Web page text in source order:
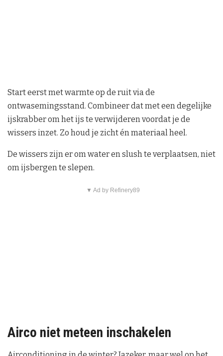
Start eerst met warmte op de ruit via de
ontwasemingsstand. Combineer dat met een degelijke
ijskrabber om het ijs te verwijderen voordat je de
wissers inzet. Zo houd je zicht én materiaal heel.
De wissers zijn er om water en slush te verplaatsen, niet
om ijsbergen te slepen.
▼ Ad by Refinery89
Airco niet meteen inschakelen